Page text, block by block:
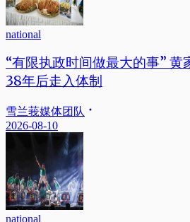
national
“有限执政时间做最大的事” 黄
38年后走入体制
雪兰莪媒体团队
2026-08-10
national